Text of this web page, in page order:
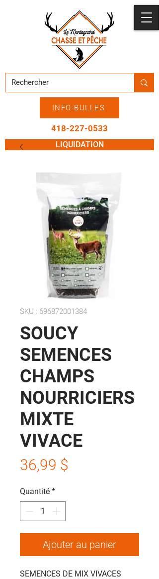
INFO-BULLES
418-227-0533
LIQUIDATION
SKU : 696872001384
SOUCY
SEMENCES
CHAMPS
NOURRICIERS
MIXTE
VIVACE
36,99 $
Quantité *
Ajouter au panier
SEMENCES DE MIX VIVACES